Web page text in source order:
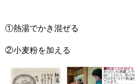
①熱湯でかき混ぜる
②小麦粉を加える